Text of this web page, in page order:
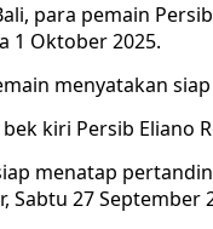
para pemain
1 Oktober 2025.
menyatakan
kiri Persib Eliano
menatap
Sabtu 27 September